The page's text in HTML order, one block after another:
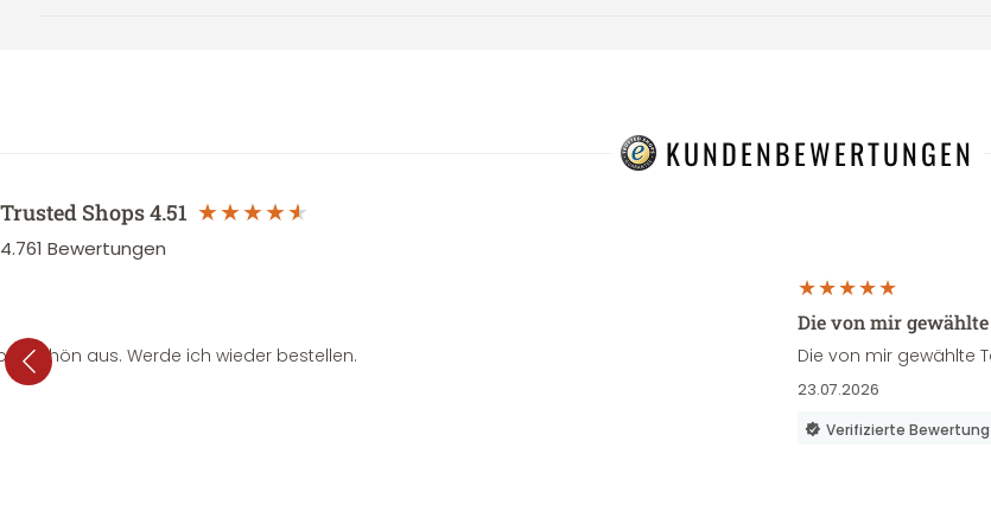
KUNDENBEWERTUNGEN
Trusted Shops4.51
4.761 Bewertungen
schön aus. Werde ich wieder bestellen.
Die von mir
Die von mir gewählte
23.07.2026
Verifizierte Bewertung